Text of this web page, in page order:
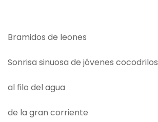
Bramidos de leones
Sonrisa sinuosa de jóvenes cocodrilos
al filo del agua
de la gran corriente